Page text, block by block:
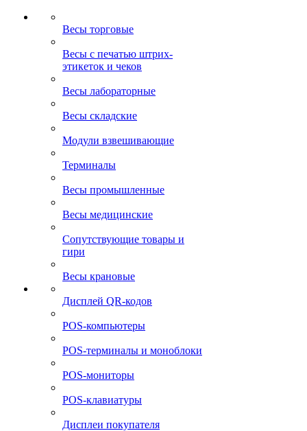
Весы торговые
Весы с печатью штрих-
этикеток и чеков
Весы лабораторные
Весы складские
Модули взвешивающие
Терминалы
Весы промышленные
Весы медицинские
Сопутствующие товары и
гири
Весы крановые
Дисплей QR-кодов
POS-компьютеры
POS-терминалы и моноблоки
POS-мониторы
POS-клавиатуры
Дисплеи покупателя